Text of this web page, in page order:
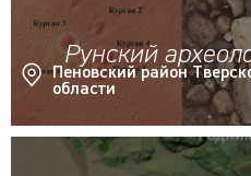
Рунский
Пеновский район
области